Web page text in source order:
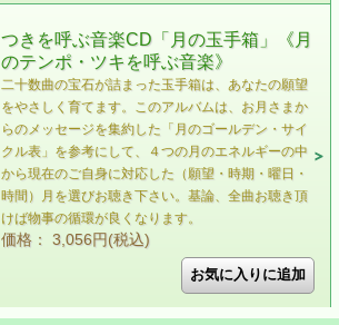
つきを呼ぶ音楽CD「月の玉手箱」《月
のテンポ・ツキを呼ぶ音楽》
二十数曲の宝石が詰まった玉手箱は、あなたの願望
をやさしく育てます。このアルバムは、お月さまか
らのメッセージを集約した「月のゴールデン・サイ
クル表」を参考にして、４つの月のエネルギーの中
から現在のご自身に対応した（願望・時期・曜日・
時間）月を選びお聴き下さい。基論、全曲お聴き頂
けば物事の循環が良くなります。
価格： 3,056円(税込)